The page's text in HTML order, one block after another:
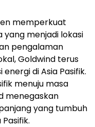
memperkuat
yang menjadi lokasi
pengalaman
Goldwind terus
di Asia Pasifik.
menuju masa
menegaskan
yang tumbuh